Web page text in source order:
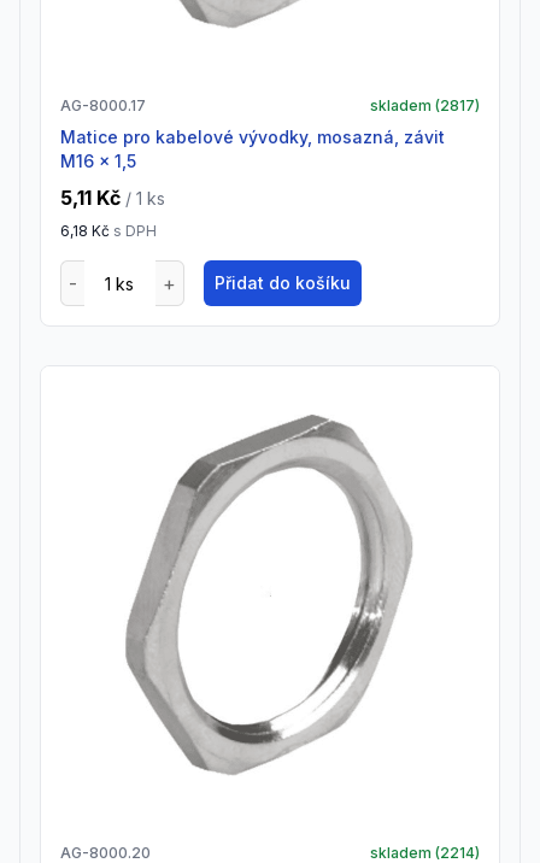
AG-8000.17 skladem (2817)
Matice pro kabelové vývodky, mosazná, závit
M16 x 1,5
5,11 Kč / 1 ks
6,18 Kč s DPH
Přidat do košíku
AG-8000.20 skladem (2214)